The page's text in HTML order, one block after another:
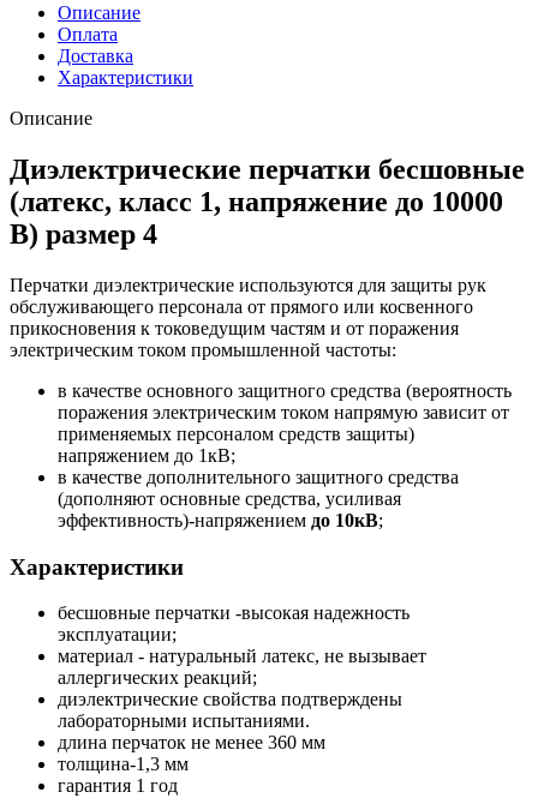
Описание
Оплата
Доставка
Характеристики
Описание
Диэлектрические перчатки бесшовные
(латекс, класс 1, напряжение до 10000
В) размер 4
Перчатки диэлектрические используются для защиты рук
обслуживающего персонала от прямого или косвенного
прикосновения к токоведущим частям и от поражения
электрическим током промышленной частоты:
в качестве основного защитного средства (вероятность
поражения электрическим током напрямую зависит от
применяемых персоналом средств защиты)
напряжением до 1кВ;
в качестве дополнительного защитного средства
(дополняют основные средства, усиливая
эффективность)-напряжением до 10кВ;
Характеристики
бесшовные перчатки -высокая надежность
эксплуатации;
материал - натуральный латекс, не вызывает
аллергических реакций;
диэлектрические свойства подтверждены
лабораторными испытаниями.
длина перчаток не менее 360 мм
толщина-1,3 мм
гарантия 1 год